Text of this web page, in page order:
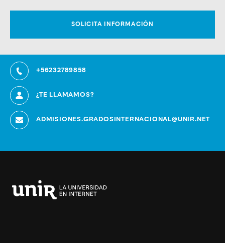
+56232789858
¿TE LLAMAMOS?
ADMISIONES.GRADOSINTERNACIONAL@UNIR.NET